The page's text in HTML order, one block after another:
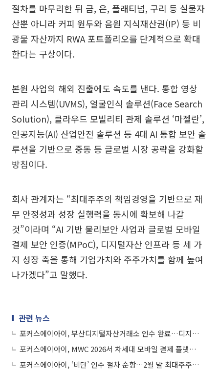
절차를 마무리한 뒤 금, 은, 플래티넘, 구리 등 실물자
산뿐 아니라 커피 원두와 음원 지식재산권(IP) 등 비
광물 자산까지 RWA 포트폴리오를 단계적으로 확대
한다는 구상이다.
본원 사업의 해외 진출에도 속도를 낸다. 통합 영상
관리 시스템(UVMS), 얼굴인식 솔루션(Face Search
Solution), 클라우드 모빌리티 관제 솔루션 ‘마젤란’,
인공지능(AI) 산업안전 솔루션 등 4대 AI 통합 보안 솔
루션을 기반으로 중동 등 글로벌 시장 공략을 강화할
방침이다.
회사 관계자는 “최대주주의 책임경영을 기반으로 재
무 안정성과 성장 실행력을 동시에 확보해 나갈
것”이라며 “AI 기반 물리보안 사업과 글로벌 모바일
결제 보안 인증(MPoC), 디지털자산 인프라 등 세 가
지 성장 축을 통해 기업가치와 주주가치를 함께 높여
나가겠다”고 말했다.
관련 뉴스
포커스에이아이, 부산디지털자산거래소 인수 완료…디지털 자산 인프라 사업 속도
포커스에이아이, MWC 2026서 차세대 모바일 결제 플랫폼 ‘MPOC’ 공개
포커스에이아이, ‘비단’ 인수 절차 순항…2월 말 최대주주 등극